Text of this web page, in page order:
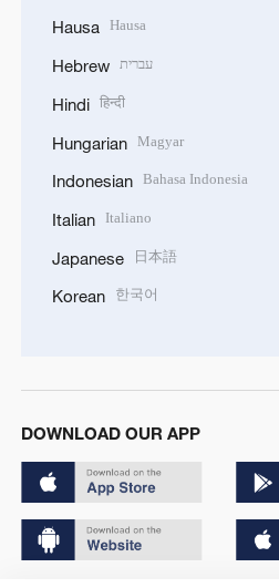
Hausa Hausa
Hebrew עברית
Hindi हिन्दी
Hungarian Magyar
Indonesian Bahasa Indonesia
Italian Italiano
Japanese 日本語
Korean 한국어
DOWNLOAD OUR APP